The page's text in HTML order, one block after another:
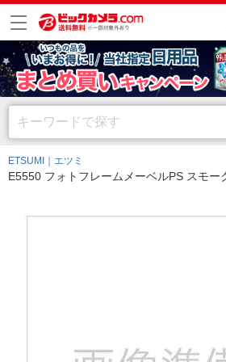
ETSUMI｜エツミ
E5550 フォトフレームメーベルPS スモー